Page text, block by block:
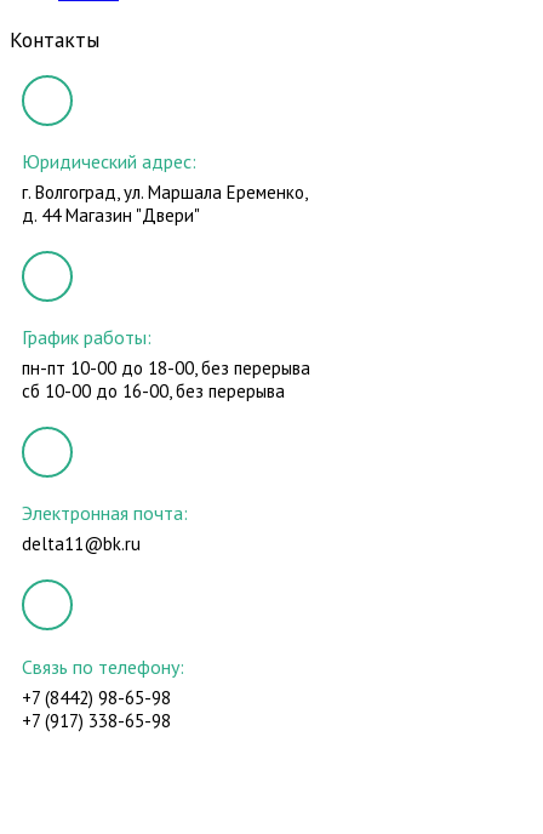
Контакты
Юридический адрес:
г. Волгоград, ул. Маршала Еременко,
д. 44 Магазин "Двери"
График работы:
пн-пт 10-00 до 18-00, без перерыва
сб 10-00 до 16-00, без перерыва
Электронная почта:
delta11@bk.ru
Связь по телефону:
+7 (8442) 98-65-98
+7 (917) 338-65-98